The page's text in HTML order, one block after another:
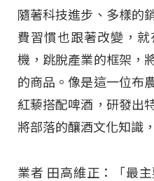
隨著科技進步、多樣的
費習慣也跟著改變，
機，跳脫產業的框架，
的商品。像是這一位布
紅藜搭配啤酒，研發出
將部落的釀酒文化知識
業者 田高維正：「最